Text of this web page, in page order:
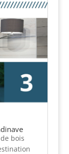
bois